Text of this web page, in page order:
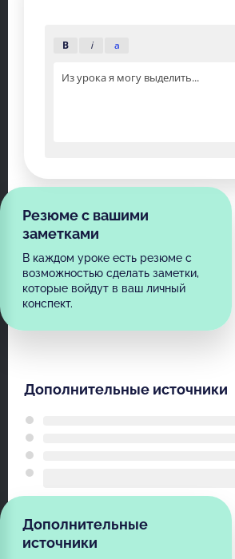
B i a
Из урока я могу выделить...
Резюме с вашими
заметками
В каждом уроке есть резюме с
возможностью сделать заметки,
которые войдут в ваш личный
конспект.
Дополнительные источники
Дополнительные
источники